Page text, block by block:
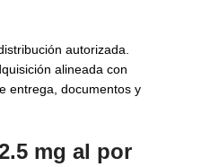
autorizada.
alineada con
entrega, documentos y
mg al por